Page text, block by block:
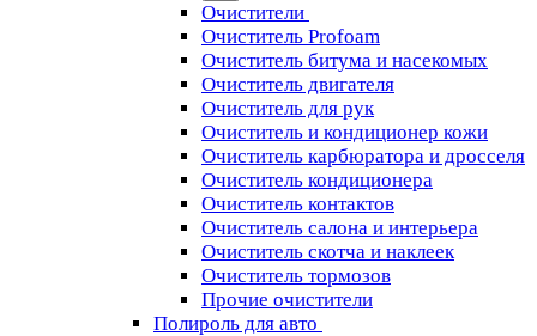
Очистители
Очиститель Profoam
Очиститель битума и насекомых
Очиститель двигателя
Очиститель для рук
Очиститель и кондиционер кожи
Очиститель карбюратора и дросселя
Очиститель кондиционера
Очиститель контактов
Очиститель салона и интерьера
Очиститель скотча и наклеек
Очиститель тормозов
Прочие очистители
Полироль для авто